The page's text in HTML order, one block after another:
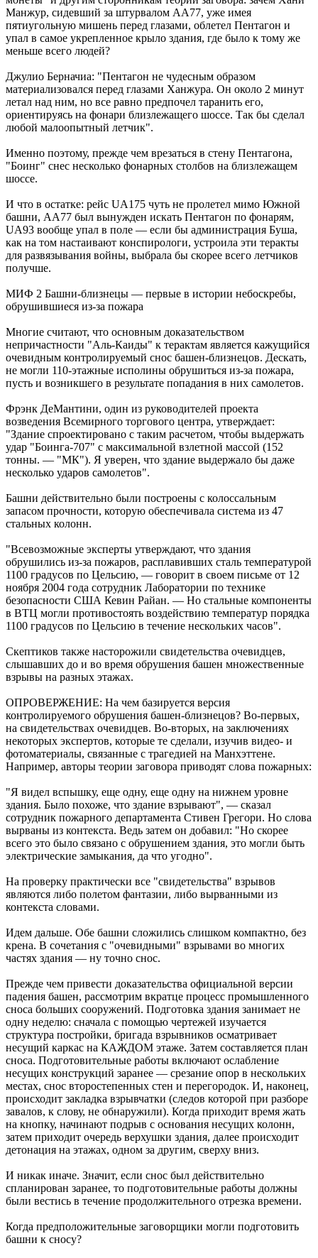
Манжур, сидевший за штурвалом AA77, уже имея
пятиугольную мишень перед глазами, облетел Пентагон и
упал в самое укрепленное крыло здания, где было к тому же
меньше всего людей?
Джулио Берначиа: "Пентагон не чудесным образом
материализовался перед глазами Ханжура. Он около 2 минут
летал над ним, но все равно предпочел таранить его,
ориентируясь на фонари близлежащего шоссе. Так бы сделал
любой малоопытный летчик".
Именно поэтому, прежде чем врезаться в стену Пентагона,
"Боинг" снес несколько фонарных столбов на близлежащем
шоссе.
И что в остатке: рейс UA175 чуть не пролетел мимо Южной
башни, AA77 был вынужден искать Пентагон по фонарям,
UA93 вообще упал в поле — если бы администрация Буша,
как на том настаивают конспирологи, устроила эти теракты
для развязывания войны, выбрала бы скорее всего летчиков
получше.
МИФ 2 Башни-близнецы — первые в истории небоскребы,
обрушившиеся из-за пожара
Многие считают, что основным доказательством
непричастности "Аль-Каиды" к терактам является кажущийся
очевидным контролируемый снос башен-близнецов. Дескать,
не могли 110-этажные исполины обрушиться из-за пожара,
пусть и возникшего в результате попадания в них самолетов.
Фрэнк ДеМантини, один из руководителей проекта
возведения Всемирного торгового центра, утверждает:
"Здание спроектировано с таким расчетом, чтобы выдержать
удар "Боинга-707" с максимальной взлетной массой (152
тонны. — "МК"). Я уверен, что здание выдержало бы даже
несколько ударов самолетов".
Башни действительно были построены с колоссальным
запасом прочности, которую обеспечивала система из 47
стальных колонн.
"Всевозможные эксперты утверждают, что здания
обрушились из-за пожаров, расплавивших сталь температурой
1100 градусов по Цельсию, — говорит в своем письме от 12
ноября 2004 года сотрудник Лаборатории по технике
безопасности США Кевин Райан. — Но стальные компоненты
в ВТЦ могли противостоять воздействию температур порядка
1100 градусов по Цельсию в течение нескольких часов".
Скептиков также насторожили свидетельства очевидцев,
слышавших до и во время обрушения башен множественные
взрывы на разных этажах.
ОПРОВЕРЖЕНИЕ: На чем базируется версия
контролируемого обрушения башен-близнецов? Во-первых,
на свидетельствах очевидцев. Во-вторых, на заключениях
некоторых экспертов, которые те сделали, изучив видео- и
фотоматериалы, связанные с трагедией на Манхэттене.
Например, авторы теории заговора приводят слова пожарных:
"Я видел вспышку, еще одну, еще одну на нижнем уровне
здания. Было похоже, что здание взрывают", — сказал
сотрудник пожарного департамента Стивен Грегори. Но слова
вырваны из контекста. Ведь затем он добавил: "Но скорее
всего это было связано с обрушением здания, это могли быть
электрические замыкания, да что угодно".
На проверку практически все "свидетельства" взрывов
являются либо полетом фантазии, либо вырванными из
контекста словами.
Идем дальше. Обе башни сложились слишком компактно, без
крена. В сочетания с "очевидными" взрывами во многих
частях здания — ну точно снос.
Прежде чем привести доказательства официальной версии
падения башен, рассмотрим вкратце процесс промышленного
сноса больших сооружений. Подготовка здания занимает не
одну неделю: сначала с помощью чертежей изучается
структура постройки, бригада взрывников осматривает
несущий каркас на КАЖДОМ этаже. Затем составляется план
сноса. Подготовительные работы включают ослабление
несущих конструкций заранее — срезание опор в нескольких
местах, снос второстепенных стен и перегородок. И, наконец,
происходит закладка взрывчатки (следов которой при разборе
завалов, к слову, не обнаружили). Когда приходит время жать
на кнопку, начинают подрыв с основания несущих колонн,
затем приходит очередь верхушки здания, далее происходит
детонация на этажах, одном за другим, сверху вниз.
И никак иначе. Значит, если снос был действительно
спланирован заранее, то подготовительные работы должны
были вестись в течение продолжительного отрезка времени.
Когда предположительные заговорщики могли подготовить
башни к сносу?